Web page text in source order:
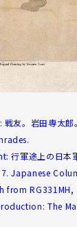
戦友。岩田専太
行軍途上の日
Japanese
from
The